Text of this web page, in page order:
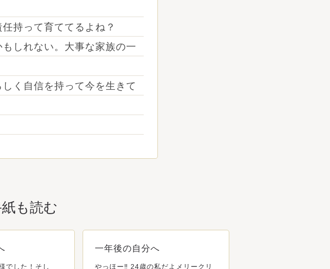
持って育ててるよね？
しれない。大事な家族の一
く自信を持って今を生きて
も読む
でした！そし
一年後の自分へ
やっほー‼️ 24歳の私だよメリークリ